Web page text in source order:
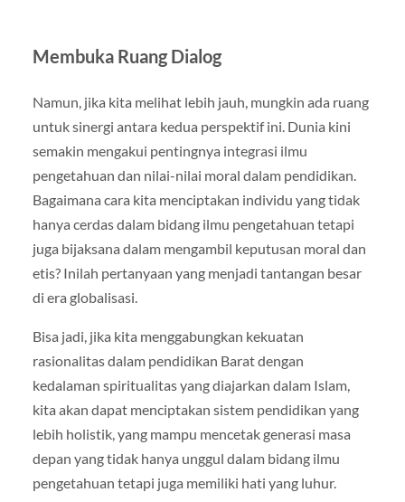
Membuka Ruang Dialog
Namun, jika kita melihat lebih jauh, mungkin ada ruang
untuk sinergi antara kedua perspektif ini. Dunia kini
semakin mengakui pentingnya integrasi ilmu
pengetahuan dan nilai-nilai moral dalam pendidikan.
Bagaimana cara kita menciptakan individu yang tidak
hanya cerdas dalam bidang ilmu pengetahuan tetapi
juga bijaksana dalam mengambil keputusan moral dan
etis? Inilah pertanyaan yang menjadi tantangan besar
di era globalisasi.
Bisa jadi, jika kita menggabungkan kekuatan
rasionalitas dalam pendidikan Barat dengan
kedalaman spiritualitas yang diajarkan dalam Islam,
kita akan dapat menciptakan sistem pendidikan yang
lebih holistik, yang mampu mencetak generasi masa
depan yang tidak hanya unggul dalam bidang ilmu
pengetahuan tetapi juga memiliki hati yang luhur.